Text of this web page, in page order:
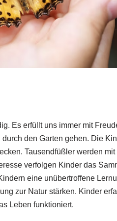
Es erfüllt uns immer mit
den Garten gehen. Die
Tausendfüßler werden
verfolgen Kinder das
eine unübertroffene
zur Natur stärken. Kinder
Leben funktioniert.